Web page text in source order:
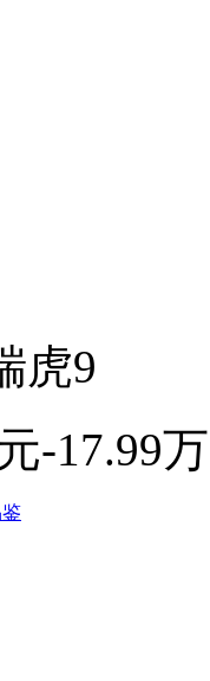
虎9
-17.99